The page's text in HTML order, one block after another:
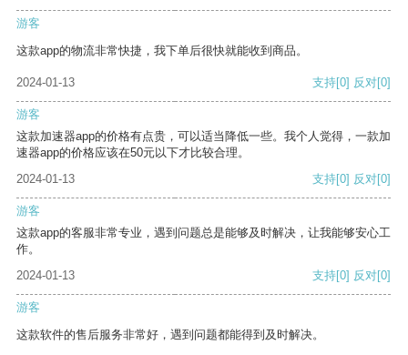
游客
这款app的物流非常快捷，我下单后很快就能收到商品。
2024-01-13 支持[0] 反对[0]
游客
这款加速器app的价格有点贵，可以适当降低一些。我个人觉得，一款加
速器app的价格应该在50元以下才比较合理。
2024-01-13
支持[0] 反对[0]
游客
这款app的客服非常专业，遇到问题总是能够及时解决，让我能够安心工
作。
2024-01-13
支持[0] 反对[0]
游客
这款软件的售后服务非常好，遇到问题都能得到及时解决。